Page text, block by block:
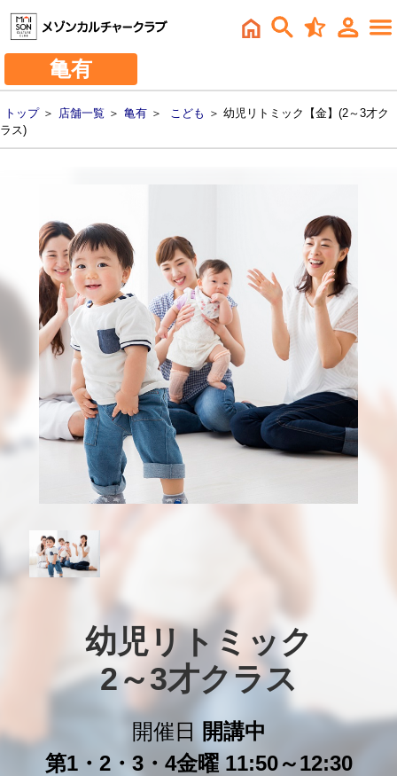
亀有
トップ＞ 店舗一覧 ＞ 亀有 ＞ こども ＞ 幼児リトミック【金】(2～3才ク
ラス)
幼児リトミック
2～3才クラス
開催日
開講中
第1・2・3・4金曜 11:50～12:30